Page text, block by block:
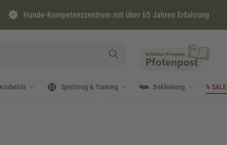
Hunde-Kompetenzzentrum mit über 65 Jahren Erfahrung
Spielzeug & Training Bekleidung % SALE